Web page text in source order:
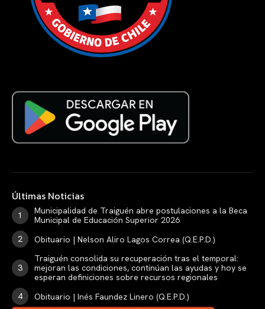
Últimas Noticias
Municipalidad de Traiguén abre postulaciones a la Beca
Municipal de Educación Superior 2026
Obituario | Nelson Aliro Lagos Correa (Q.E.P.D.)
Traiguén consolida su recuperación tras el temporal:
mejoran las condiciones, continúan las ayudas y hoy se
esperan definiciones sobre recursos regionales
Obituario | Inés Faundez Linero (Q.E.P.D.)